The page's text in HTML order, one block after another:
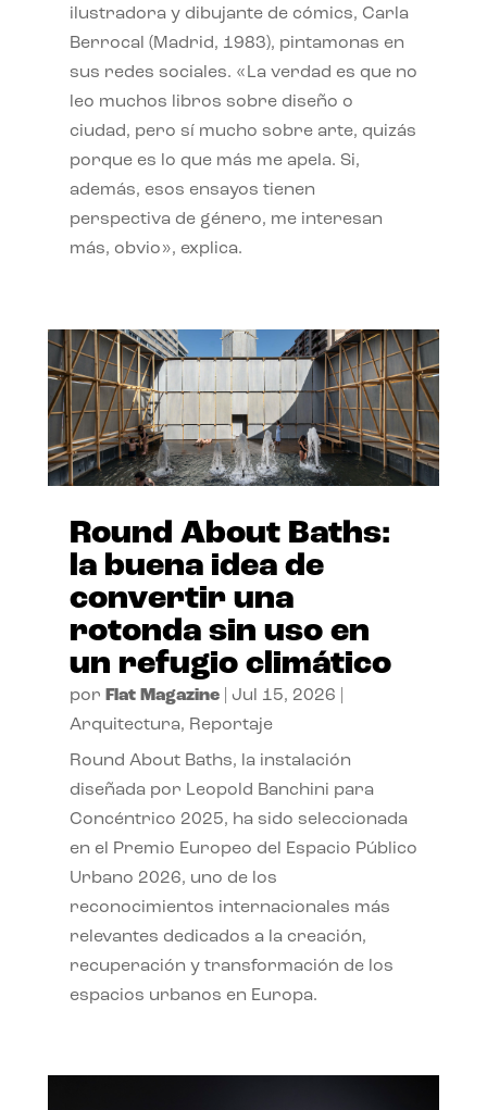
ilustradora y dibujante de cómics, Carla
Berrocal (Madrid, 1983), pintamonas en
sus redes sociales. «La verdad es que no
leo muchos libros sobre diseño o
ciudad, pero sí mucho sobre arte, quizás
porque es lo que más me apela. Si,
además, esos ensayos tienen
perspectiva de género, me interesan
más, obvio», explica.
Round About Baths:
la buena idea de
convertir una
rotonda sin uso en
un refugio climático
por Flat Magazine| Jul 15, 2026
Arquitectura, Reportaje
Round About Baths, la instalación
diseñada por Leopold Banchini para
Concéntrico 2025, ha sido seleccionada
en el Premio Europeo del Espacio Público
Urbano 2026, uno de los
reconocimientos internacionales más
relevantes dedicados a la creación,
recuperación y transformación de los
espacios urbanos en Europa.